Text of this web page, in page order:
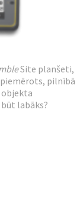
Site planšeti,
pilnībā
labāks?